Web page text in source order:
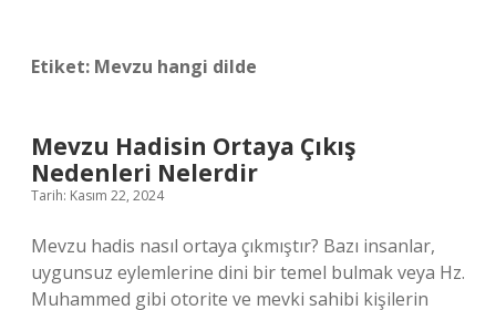
Etiket: Mevzu hangi dilde
Mevzu Hadisin Ortaya Çıkış
Nedenleri Nelerdir
Tarih: Kasım 22, 2024
Mevzu hadis nasıl ortaya çıkmıştır? Bazı insanlar,
uygunsuz eylemlerine dini bir temel bulmak veya Hz.
Muhammed gibi otorite ve mevki sahibi kişilerin